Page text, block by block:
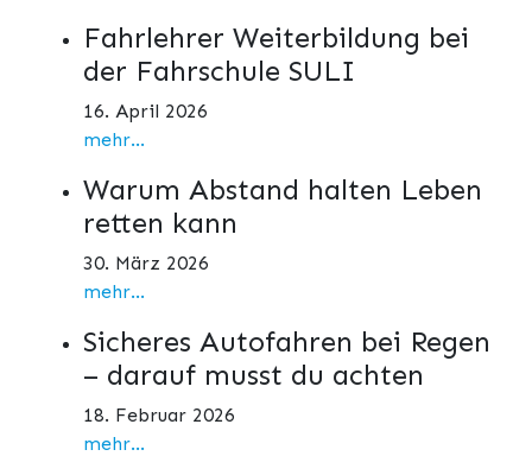
Fahrlehrer Weiterbildung bei
der Fahrschule SULI
16. April 2026
mehr...
Warum Abstand halten Leben
retten kann
30. März 2026
mehr...
Sicheres Autofahren bei Regen
– darauf musst du achten
18. Februar 2026
mehr...